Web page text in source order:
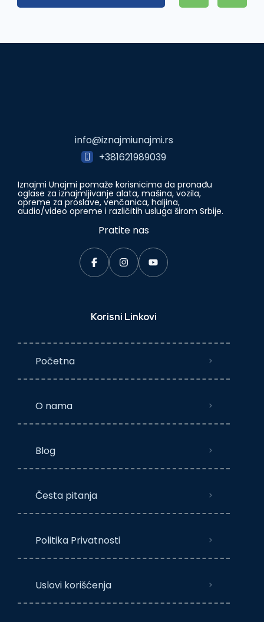
info@iznajmiunajmi.rs
+381621989039
Iznajmi Unajmi pomaže korisnicima da pronađu
oglase za iznajmljivanje alata, mašina, vozila,
opreme za proslave, venčanica, haljina,
audio/video opreme i različitih usluga širom Srbije.
Pratite nas
Korisni Linkovi
Početna
O nama
Blog
Česta pitanja
Politika Privatnosti
Uslovi korišćenja